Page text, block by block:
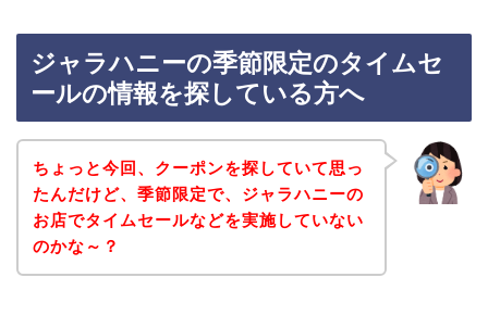
ジャラハニーの季節限定のタイムセ
ールの情報を探している方へ
ちょっと今回、クーポンを探していて思っ
たんだけど、季節限定で、ジャラハニーの
お店でタイムセールなどを実施していない
のかな～？